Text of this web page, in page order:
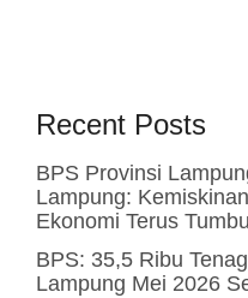
Recent Posts
BPS Provinsi
Lampung:
Ekonomi Terus
BPS: 35,5 Ribu
Lampung Mei 2026